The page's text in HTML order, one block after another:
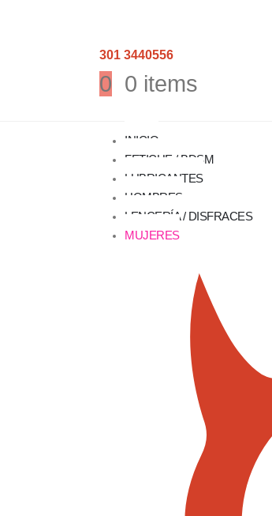
301 3440556
0 0 items
INICIO
FETICHE / BDSM
LUBRICANTES
HOMBRES
LENCERÍA / DISFRACES
MUJERES